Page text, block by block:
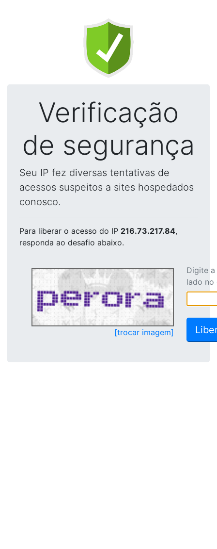
Verificação
de segurança
Seu IP fez diversas tentativas de
acessos suspeitos a sites hospedados
conosco.
Para liberar o acesso do IP 216.73.217.84,
responda ao desafio abaixo.
[trocar imagem]
Digite
lado no